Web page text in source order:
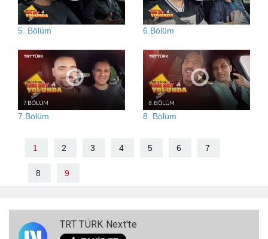
5. Bölüm 6.Bölüm
7.Bölüm 8. Bölüm
1 2 3 4 5 6 7
8 9
TRT TÜRK Next'te